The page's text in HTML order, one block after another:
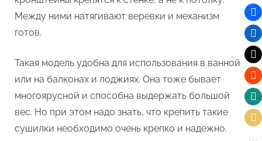
Между ними натягивают веревки и механизм
готов.
Такая модель удобна для использования в ванной
или на балконах и лоджиях. Она тоже бывает
многоярусной и способна выдержать большой
вес. Но при этом надо знать, что крепить такие
сушилки необходимо очень крепко и надежно.